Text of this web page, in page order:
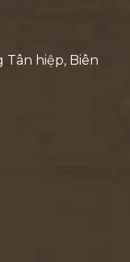
Tân hiệp, Biên